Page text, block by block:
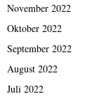
November 2022
Oktober 2022
September 2022
August 2022
Juli 2022